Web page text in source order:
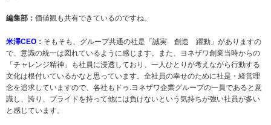
編集部： 価値観も共有できているのですね。
米澤CEO ： そもそも、グループ共通の社是「誠実 創造 躍動」がありますの
で、意識の統一は図れているように感じます。また、ヨネザワ創業当時からの
「チャレンジ精神」も社員に浸透しており、一人ひとりが考えながら行動する
文化は根付いているかなと思っています。全社員の幸せのために社是・経営理
念を追求していますので、各社もドゥ.ヨネザワ企業グループの一員であると意
識し、誇り、プライドを持って他には負けないという気持ちが強い社員が多い
と感じています。